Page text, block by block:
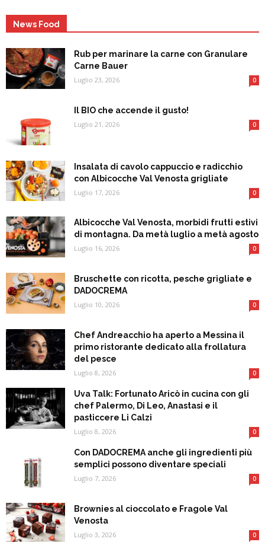
News Food
Rub per marinare la carne con Granulare
Carne Bauer
Luglio 23, 2026 0
Il BIO che accende il gusto!
Luglio 21, 2026 0
Insalata di cavolo cappuccio e radicchio
con Albicocche Val Venosta grigliate
Luglio 17, 2026 0
Albicocche Val Venosta, morbidi frutti estivi
di montagna. Da metà luglio a metà agosto
Luglio 16, 2026 0
Bruschette con ricotta, pesche grigliate e
DADOCREMA
Luglio 10, 2026 0
Chef Andreacchio ha aperto a Messina il
primo ristorante dedicato alla frollatura
del pesce
Luglio 8, 2026 0
Uva Talk: Fortunato Aricò in cucina con gli
chef Palermo, Di Leo, Anastasi e il
pasticcere Li Calzi
Luglio 8, 2026 0
Con DADOCREMA anche gli ingredienti più
semplici possono diventare speciali
Luglio 7, 2026 0
Brownies al cioccolato e Fragole Val
Venosta
Luglio 3, 2026 0